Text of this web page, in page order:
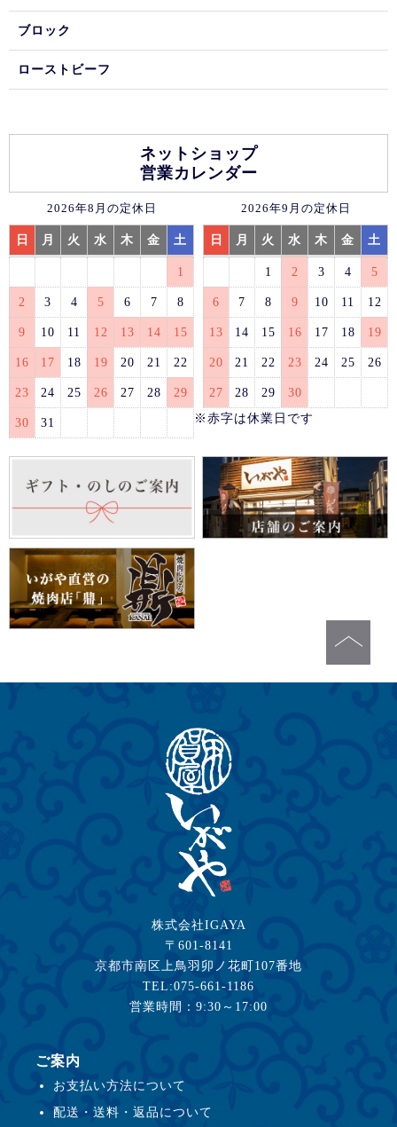
ブロック
ローストビーフ
ネットショップ
営業カレンダー
2026年8月の定休日
日 月 火 水 木 金 土
1
2 3 4 5 6 7 8
9 10 11 12 13 14 15
16 17 18 19 20 21 22
23 24 25 26 27 28 29
30 31
2026年9月の定休日
日 月 火 水 木 金 土
1 2 3 4 5
6 7 8 9 10 11 12
13 14 15 16 17 18 19
20 21 22 23 24 25 26
27 28 29
30
※赤字は休業日です
株式会社IGAYA
〒601-8141
京都市南区上鳥羽卯ノ花町107番地
TEL:075-661-1186
営業時間：9:30～17:00
ご案内
お支払い方法について
配送・送料・返品について